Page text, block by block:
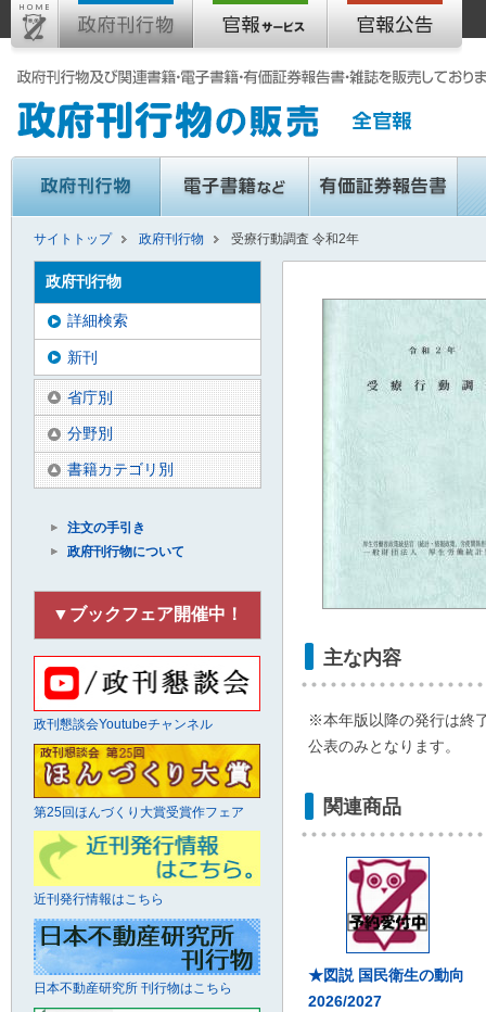
サイトトップ 政府刊行物 受療行動調査 令和2年
主な内容
※本年版以降の発行は終
公表のみとなります。
関連商品
★図説 国民衛生の動向
2026/2027
政府刊行物
詳細検索
新刊
省庁別
分野別
書籍カテゴリ別
注文の手引き
政府刊行物について
▼ブックフェア開催中！
政刊懇談会Youtubeチャンネル
第25回ほんづくり大賞受賞作フェア
近刊発行情報はこちら
日本不動産研究所 刊行物はこちら